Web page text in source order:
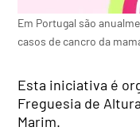
Em Portugal são
casos de cancro da
Esta iniciativa é
Freguesia de
Marim.